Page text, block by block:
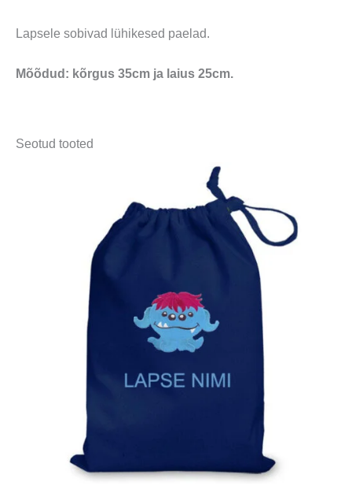
Lapsele sobivad lühikesed paelad.
Mõõdud: kõrgus 35cm ja laius 25cm.
Seotud tooted